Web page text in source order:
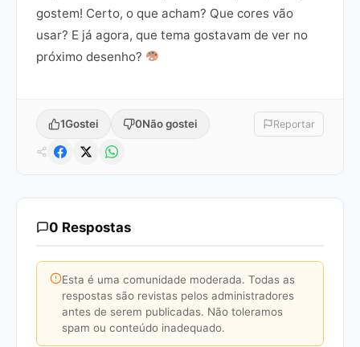
gostem! Certo, o que acham? Que cores vão
usar? E já agora, que tema gostavam de ver no
próximo desenho?
1Gostei 0Não gostei Reportar
0 Respostas
Esta é uma comunidade moderada. Todas as
respostas são revistas pelos administradores
antes de serem publicadas. Não toleramos
spam ou conteúdo inadequado.